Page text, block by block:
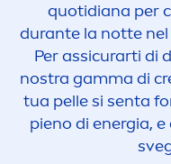
quotidiana per
durante la notte nel
Per assicurarti di
nostra gamma di
tua pelle si senta
pieno di energia,